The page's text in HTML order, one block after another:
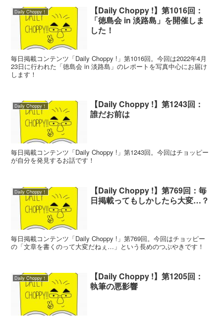
Daily Choppy！
【Daily Choppy !】第1016回：
「徳島会 in 淡路島」を開催しま
した！
毎日掲載コンテンツ「Daily Choppy !」第1016回。今回は2022年4月
23日に行われた「徳島会 in 淡路島」のレポートを写真中心にお届け
します！
Daily Choppy！
【Daily Choppy !】第1243回：
誰だお前は
毎日掲載コンテンツ「Daily Choppy !」第1243回。今回はチョッピー
が自分を発見するお話です！
Daily Choppy！
【Daily Choppy !】第769回：毎
日掲載ってもしかしたら大変…？
毎日掲載コンテンツ「Daily Choppy !」第769回。今回はチョッピー
の「文章を書くのって大変だねぇ…」という長めのつぶやきです！
Daily Choppy！
【Daily Choppy !】第1205回：
執筆の悪影響